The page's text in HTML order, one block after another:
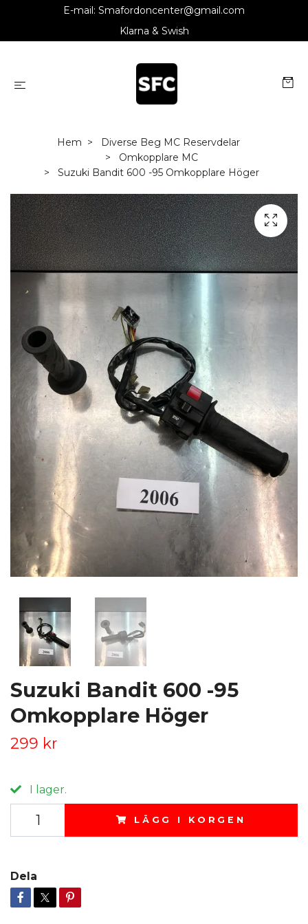
E-mail: Smafordoncenter@gmail.com
Klarna & Swish
Hem
Diverse Beg MC Reservdelar
Omkopplare MC
Suzuki Bandit 600 -95 Omkopplare Höger
Suzuki Bandit 600 -95
Omkopplare Höger
299 kr
I lager.
LÄGG I KORGEN
Dela